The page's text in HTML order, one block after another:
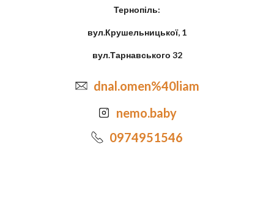
Тернопіль:
вул.Крушельницької, 1
вул.Тарнавського 32
dnal.omen%40liam
nemo.baby
0974951546